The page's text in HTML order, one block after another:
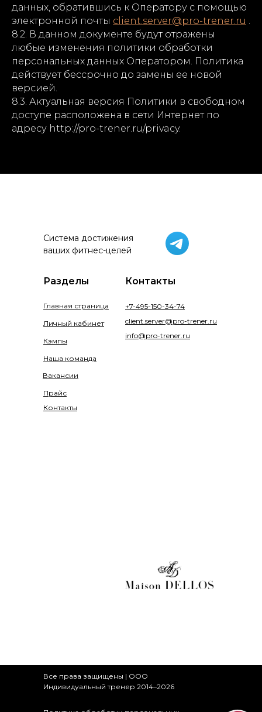
данных, обратившись к Оператору с помощью
электронной почты client.server@pro-trener.ru .
8.2. В данном документе будут отражены
любые изменения политики обработки
персональных данных Оператором. Политика
действует бессрочно до замены ее новой
версией.
8.3. Актуальная версия Политики в свободном
доступе расположена в сети Интернет по
адресу http://pro-trener.ru/privacy.
Система достижения
ваших фитнес-целей
Разделы
Главная страница
Личный кабинет
Прайс
Контакты
Вакансии
Кэмпы
Наша команда
Контакты
+7-495-150-34-74
client.server@pro-trener.ru
info@pro-trener.ru
Все права защищены | ООО
Индивидуальный тренер 2014–2026